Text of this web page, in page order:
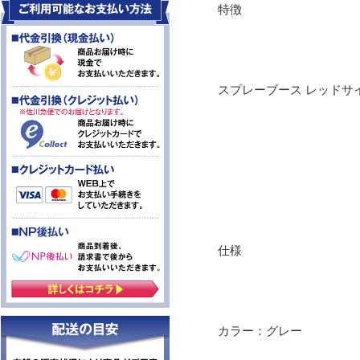
特徴
スプレーブース レッドサ
仕様
カラー：グレー